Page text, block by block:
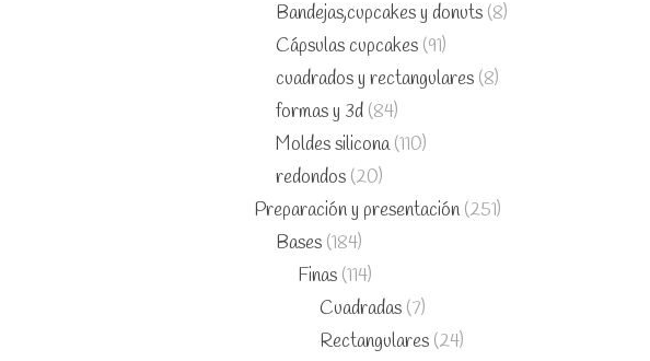
Bandejas,cupcakes y donuts (8)
Cápsulas cupcakes (91)
cuadrados y rectangulares (8)
formas y 3d (84)
Moldes silicona (110)
redondos (20)
Preparación y presentación (251)
Bases (184)
Finas (114)
Cuadradas (7)
Rectangulares (24)